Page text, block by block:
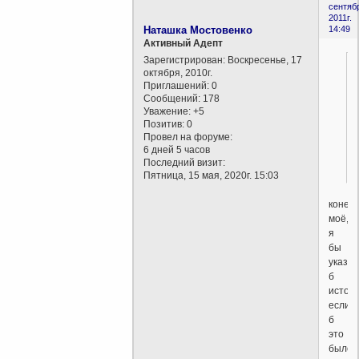
2011г.
14:49
Наташка Мостовенко
Активный Адепт
Зарегистрирован: Воскресенье, 17
октября, 2010г.
Приглашений: 0
Сообщений: 178
Уважение: +5
Позитив: 0
Провел на форуме:
6 дней 5 часов
Последний визит:
Пятница, 15 мая, 2020г. 15:03
моё,
я
бы
б
если
б
это
было